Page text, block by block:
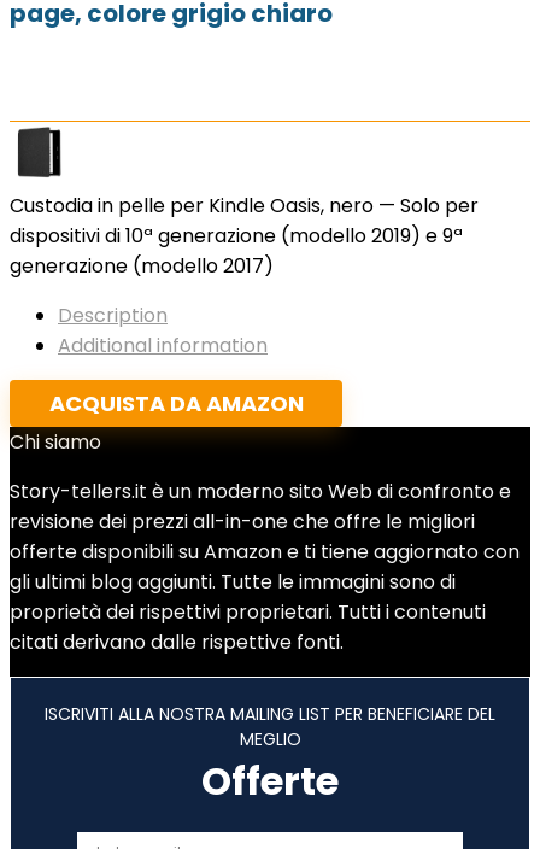
page, colore grigio chiaro
Custodia in pelle per Kindle Oasis, nero — Solo per
dispositivi di 10ª generazione (modello 2019) e 9ª
generazione (modello 2017)
Description
Additional information
ACQUISTA DA AMAZON
Chi siamo
Story-tellers.it è un moderno sito Web di confronto e
revisione dei prezzi all-in-one che offre le migliori
offerte disponibili su Amazon e ti tiene aggiornato con
gli ultimi blog aggiunti. Tutte le immagini sono di
proprietà dei rispettivi proprietari. Tutti i contenuti
citati derivano dalle rispettive fonti.
ISCRIVITI ALLA NOSTRA MAILING LIST PER BENEFICIARE DEL
MEGLIO
Offerte